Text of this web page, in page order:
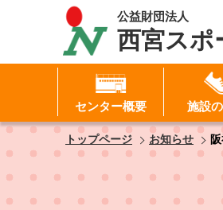
公益財団法人
西宮スポ
センター概要 施設
トップページ お知らせ